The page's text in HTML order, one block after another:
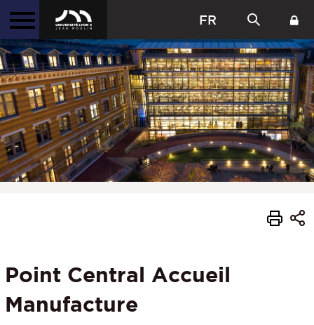
FR
Point Central Accueil
Manufacture